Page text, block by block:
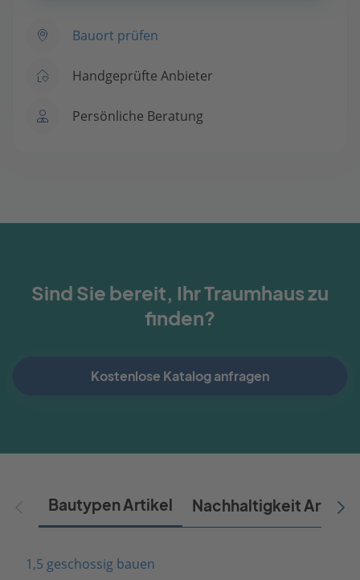
Bauort prüfen
Handgeprüfte Anbieter
Persönliche Beratung
Sind Sie bereit, Ihr Traumhaus zu
finden?
Kostenlose Katalog anfragen
Bautypen Artikel Nachhaltigkeit Artikel
1,5 geschossig bauen